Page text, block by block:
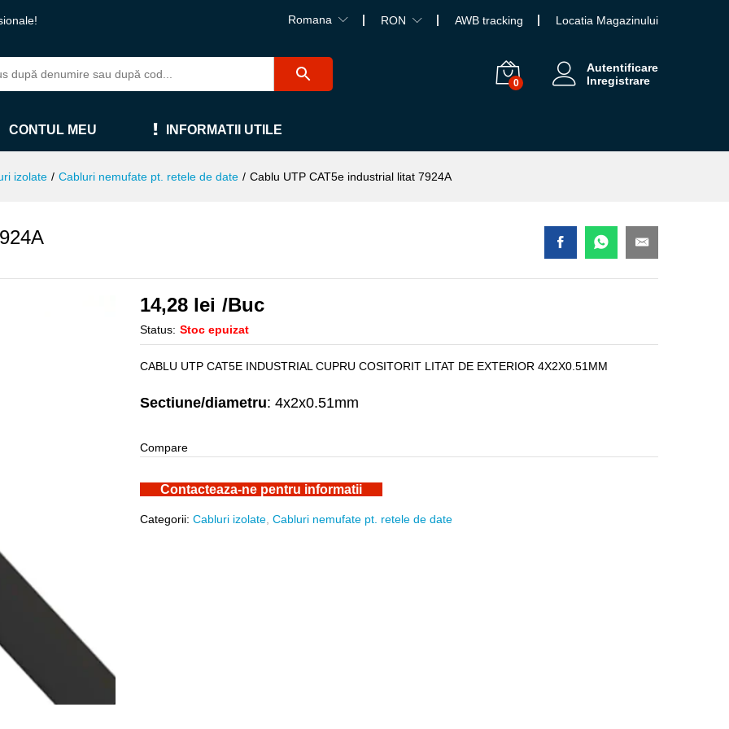
Romana RON AWB tracking Locatia Magazinului
0
Autentificare
Inregistrare
CONTUL MEU INFORMATII UTILE
izolate / Cabluri nemufate pt. retele de date / Cablu UTP CAT5e industrial litat 7924A
14,28 lei /Buc
Status: Stoc epuizat
CABLU UTP CAT5E INDUSTRIAL CUPRU COSITORIT LITAT DE EXTERIOR 4X2X0.51MM
Sectiune/diametru: 4x2x0.51mm
Compare
Contacteaza-ne pentru informatii
Categorii:Cabluri izolate ,Cabluri nemufate pt. retele de date